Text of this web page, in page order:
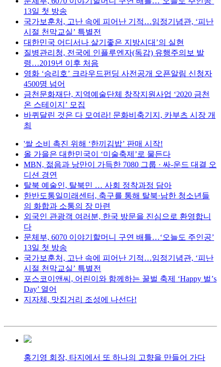
13일 첫 방송
국가보훈처, 고난 속에 피어난 기적…임정기념관, ‘피난
시절 천막교실’ 특별전
대한민국 어디서나 살기좋은 지방시대’의 실현
질병관리청, 전국에 인플루엔자(독감) 유행주의보 발
령…2019년 이후 처음
영화 ‘승리호’ 크라우드펀딩 사전공개 오픈알림 신청자
4500명 넘어
금천문화재단, 지역예술단체 창작지원사업 ‘2020 금천
온 스테이지’ 모집
바퀴달린 것은 다 모여라! 문화비축기지, 카부츠 시장 개
최
'쌀 소비 촉진 위해 ‘한끼김밥’ 판매 시작!
올 가을은 대한민국이 ‘미술축제’로 물든다
MBN, 젊음과 낭만이 가득한 7080 그룹 · 싸-운드 대결 오
디션 경연
탈북 예술인, 탈북민 … 사회 정착과정 담아
한반도통일미래센터, 축구를 통해 탈북·남한 청소년들
의 화합과 소통의 장 마련
외국인 관광객 여러분, 한국 방문을 진심으로 환영합니
다
문체부, 6070 이야기할머니 구연 배틀…‘오늘도 주인공’
13일 첫 방송
국가보훈처, 고난 속에 피어난 기적…임정기념관, ‘피난
시절 천막교실’ 특별전
포스코이앤씨, 어린이와 함께하는 꿀벌 축제 ‘Happy 벌’s
Day’ 열어
지자체, 맛집거리 조성에 나선다!
홍기영 회장, 타지에서 또 하나의 고향을 만들어 가다